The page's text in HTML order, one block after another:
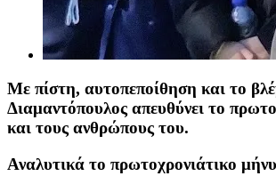
Με πίστη, αυτοπεποίθηση και το
Διαμαντόπουλος απευθύνει το
και τους ανθρώπους του.
Αναλυτικά το πρωτοχρονιάτικο